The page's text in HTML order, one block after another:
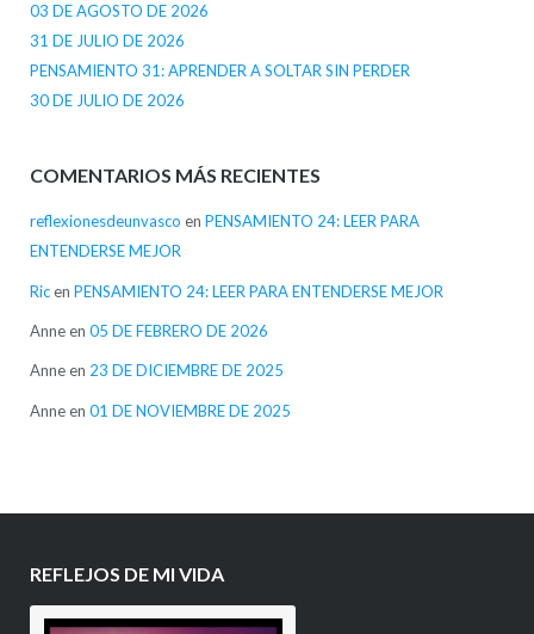
03 DE AGOSTO DE 2026
31 DE JULIO DE 2026
PENSAMIENTO 31: APRENDER A SOLTAR SIN PERDER
30 DE JULIO DE 2026
COMENTARIOS MÁS RECIENTES
reflexionesdeunvasco en PENSAMIENTO 24: LEER PARA
ENTENDERSE MEJOR
Ricen PENSAMIENTO 24: LEER PARA ENTENDERSE MEJOR
Anneen 05 DE FEBRERO DE 2026
Anneen 23 DE DICIEMBRE DE 2025
Anneen 01 DE NOVIEMBRE DE 2025
REFLEJOS DE MI VIDA